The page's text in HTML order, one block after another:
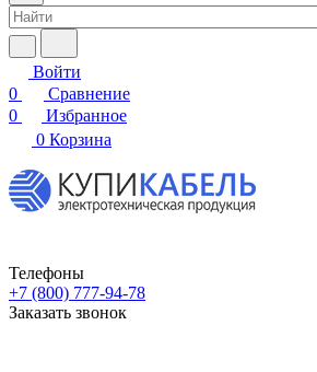
Войти
0
Сравнение
0
Избранное
0 Корзина
Телефоны
+7 (800) 777-94-78
Заказать звонок